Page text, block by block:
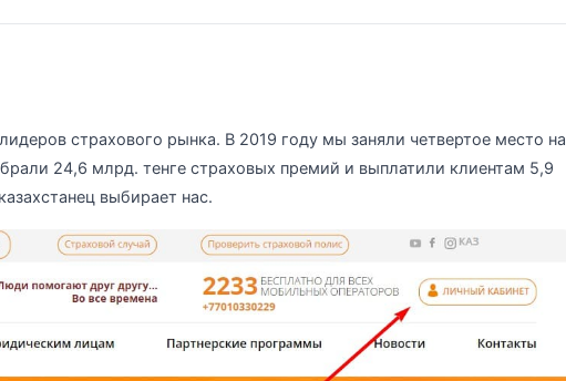
страхового рынка. В 2019 году мы заняли четвертое место на
24,6 млрд. тенге страховых премий и выплатили клиентам 5,9
выбирает нас.